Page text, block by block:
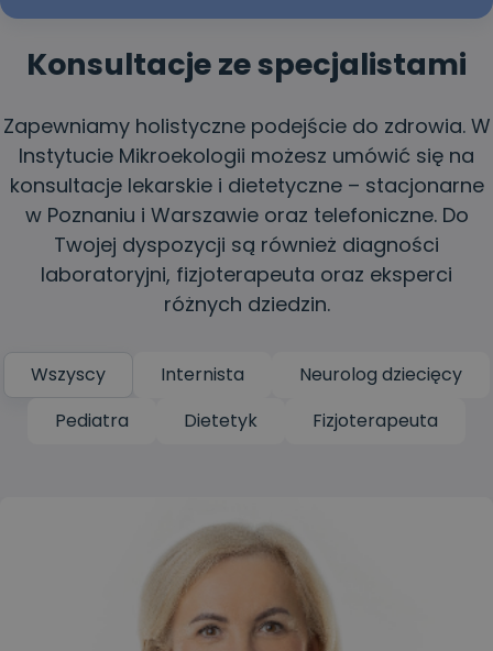
Konsultacje ze specjalistami
Zapewniamy holistyczne podejście do zdrowia. W
Instytucie Mikroekologii możesz umówić się na
konsultacje lekarskie i dietetyczne – stacjonarne
w Poznaniu i Warszawie oraz telefoniczne. Do
Twojej dyspozycji są również diagności
laboratoryjni, fizjoterapeuta oraz eksperci
różnych dziedzin.
Wszyscy Internista
Neurolog dziecięcy
Pediatra
Dietetyk Fizjoterapeuta